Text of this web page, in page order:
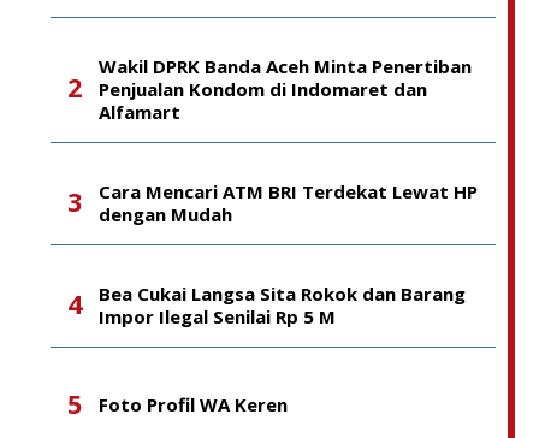
Wakil DPRK Banda Aceh Minta Penertiban
Penjualan Kondom di Indomaret dan
Alfamart
Cara Mencari ATM BRI Terdekat Lewat HP
dengan Mudah
Bea Cukai Langsa Sita Rokok dan Barang
Impor Ilegal Senilai Rp 5 M
Foto Profil WA Keren